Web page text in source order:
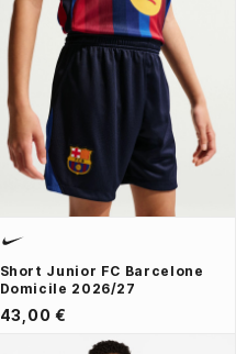
Short Junior FC Barcelone
Domicile 2026/27
43,00 €